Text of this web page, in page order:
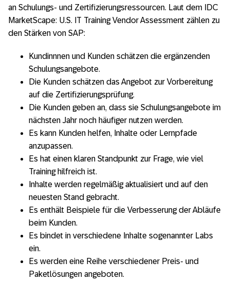
an Schulungs- und Zertifizierungsressourcen. Laut dem IDC
MarketScape: U.S. IT Training Vendor Assessment zählen zu
den Stärken von SAP:
Kundinnnen und Kunden schätzen die ergänzenden
Schulungsangebote.
Die Kunden schätzen das Angebot zur Vorbereitung
auf die Zertifizierungsprüfung.
Die Kunden geben an, dass sie Schulungsangebote im
nächsten Jahr noch häufiger nutzen werden.
Es kann Kunden helfen, Inhalte oder Lernpfade
anzupassen.
Es hat einen klaren Standpunkt zur Frage, wie viel
Training hilfreich ist.
Inhalte werden regelmäßig aktualisiert und auf den
neuesten Stand gebracht.
Es enthält Beispiele für die Verbesserung der Abläufe
beim Kunden.
Es bindet in verschiedene Inhalte sogenannter Labs
ein.
Es werden eine Reihe verschiedener Preis- und
Paketlösungen angeboten.